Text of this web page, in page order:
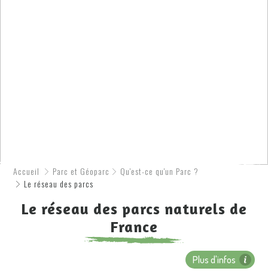
Accueil Parc et Géoparc
Qu'est-ce qu'un Parc ?
Le réseau des parcs
Le réseau des parcs naturels de
France
Plus d'infos